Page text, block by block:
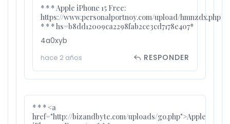
* * * Apple iPhone 15 Free:
https://www.personalportnoy.com/upload/hmnzdx.php
* * * hs=b8dd12009ca2298fab2ce3cd7178e407*
4a0xyb
hace 2 años RESPONDER
* * * <a
href="http://bizandbyte.com/uploads/go.php">Apple